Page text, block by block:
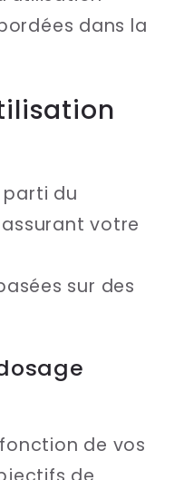
dans la
parti du
votre
sur des
de vos